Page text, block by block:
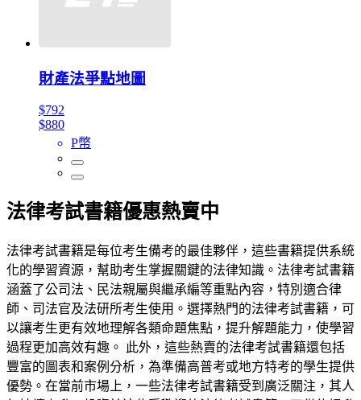
財產法爭點地圖
$792
$880
P幣
法律考試書籍優惠熱賣中
法律考試書籍是每位考生備考的最佳夥伴，這些書籍提供系統
化的學習資源，幫助考生掌握關鍵的法律知識。法律考試書籍
涵蓋了公司法、民法親屬與繼承編等重點內容，特別適合律
師、司法官及法研所考生使用。選擇熱門的法律考試書籍，可
以讓考生更有效地理解各類命題焦點，提升解題能力，使學習
過程更加高效有趣。 此外，這些熱賣的法律考試書籍還包括
豐富的圖表和案例分析，為準備高普考或地方特考的學生提供
優勢。在當前市場上，一些法律考試書籍受到廣泛關注，其人